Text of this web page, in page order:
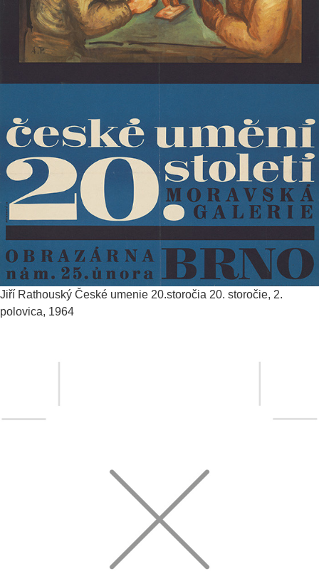
Jiří Rathouský České umenie 20.storočia 20. storočie, 2.
polovica, 1964